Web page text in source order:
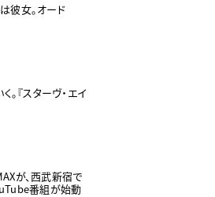
彼女。オード
『スターヴ・エイ
が、西武新宿で
番組が始動